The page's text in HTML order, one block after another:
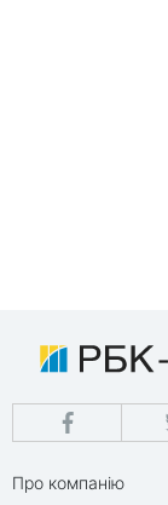
Про компанію